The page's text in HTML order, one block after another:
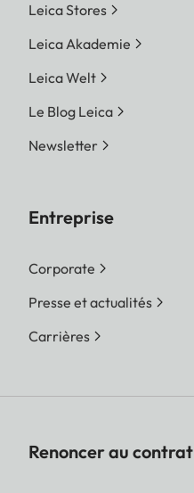
Leica Stores
Leica Akademie
Leica Welt
Le Blog Leica
Newsletter
Entreprise
Corporate
Presse et actualités
Carrières
Renoncer au contrat